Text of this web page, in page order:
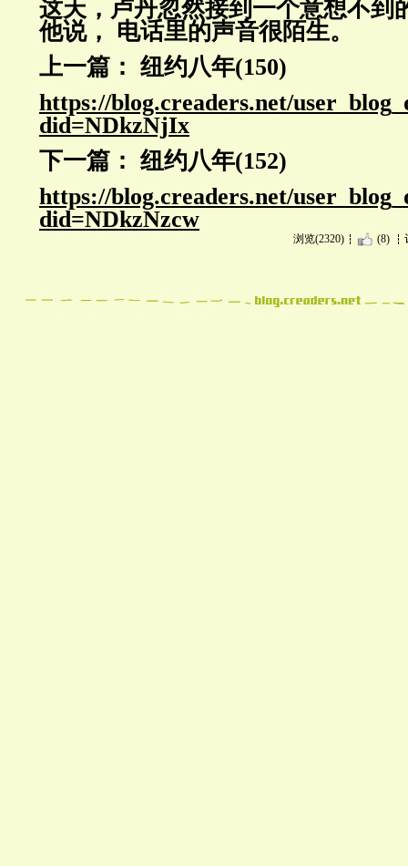
这天，卢丹忽然接到一个意想不到
他说， 电话里的声音很陌生。
上一篇： 纽约八年(150)
https://blog.creaders.net/
did=NDkzNjIx
下一篇： 纽约八年(152)
https://blog.creaders.net/
did=NDkzNzcw
浏览(2320) (8)